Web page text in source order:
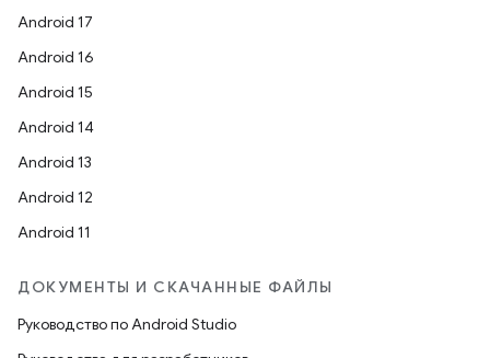
Android 17
Android 16
Android 15
Android 14
Android 13
Android 12
Android 11
ДОКУМЕНТЫ И СКАЧАННЫЕ ФАЙЛЫ
Руководство по Android Studio